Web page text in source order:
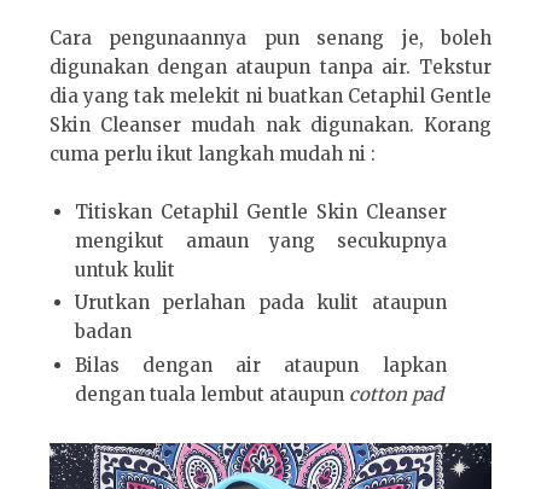
Cara pengunaannya pun senang je, boleh
digunakan dengan ataupun tanpa air. Tekstur
dia yang tak melekit ni buatkan Cetaphil Gentle
Skin Cleanser mudah nak digunakan. Korang
cuma perlu ikut langkah mudah ni :
Titiskan Cetaphil Gentle Skin Cleanser
mengikut amaun yang secukupnya
untuk kulit
Urutkan perlahan pada kulit ataupun
badan
Bilas dengan air ataupun lapkan
dengan tuala lembut ataupun cotton pad